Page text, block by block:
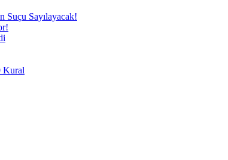
Suçu Sayılayacak!
Kural